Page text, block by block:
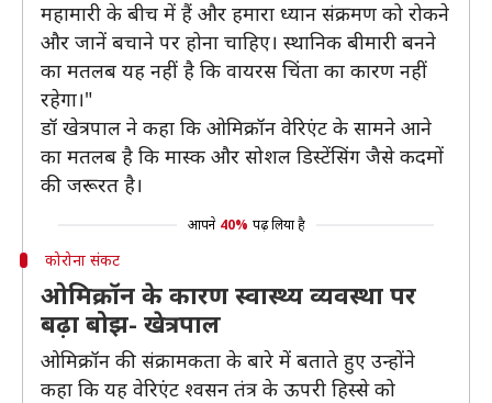
महामारी के बीच में हैं और हमारा ध्यान संक्रमण को रोकने
और जानें बचाने पर होना चाहिए। स्थानिक बीमारी बनने
का मतलब यह नहीं है कि वायरस चिंता का कारण नहीं
रहेगा।"
डॉ खेत्रपाल ने कहा कि ओमिक्रॉन वेरिएंट के सामने आने
का मतलब है कि मास्क और सोशल डिस्टेंसिंग जैसे कदमों
की जरूरत है।
आपने 40% पढ़ लिया है
कोरोना संकट
ओमिक्रॉन के कारण स्वास्थ्य व्यवस्था पर
बढ़ा बोझ- खेत्रपाल
ओमिक्रॉन की संक्रामकता के बारे में बताते हुए उन्होंने
कहा कि यह वेरिएंट श्वसन तंत्र के ऊपरी हिस्से को